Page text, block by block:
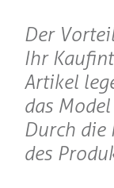
Der
Ihr
Artikel
das
Durch die
des